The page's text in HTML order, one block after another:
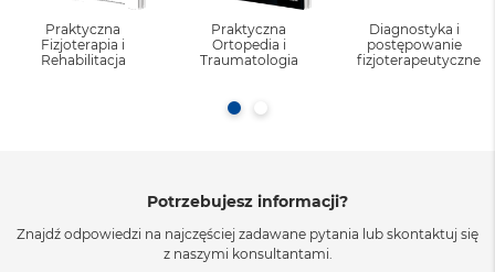
Praktyczna
Fizjoterapia i
Rehabilitacja
Praktyczna
Ortopedia i
Traumatologia
Diagnostyka i
postępowanie
fizjoterapeutyczne
Potrzebujesz informacji?
Znajdź odpowiedzi na najczęściej zadawane pytania lub skontaktuj się
z naszymi konsultantami.